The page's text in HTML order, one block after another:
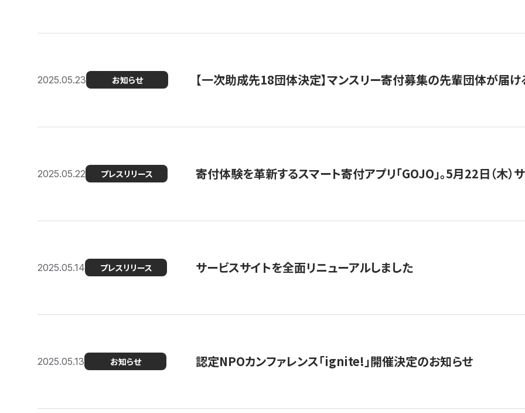
2025.05.23 お知らせ 【一次助成先18団体決定】マンスリー寄付募集の先輩団体が届
2025.05.22 プレスリリース 寄付体験を革新するスマート寄付アプリ「GOJO」。5月22日（木）
2025.05.14 プレスリリース サービスサイトを全面リニューアルしました
2025.05.13 お知らせ 認定NPOカンファレンス「ignite!」開催決定のお知らせ